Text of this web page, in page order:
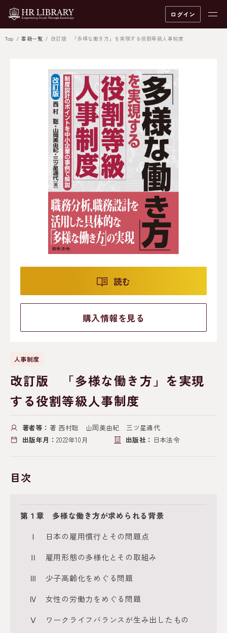
ログイン
Top 書籍一覧 改訂版 「多様な働き方」を実現する役割等級人事制度
読む
購入情報を見る
人事制度
改訂版 「多様な働き方」を実現
する役割等級人事制度
著者等： 著 西村聡 山岡美由紀 三ツ星通代
出版年月： 2022年10月 出版社： 日本法令
目次
第１章 多様な働き方が求められる背景
Ⅰ 日本の雇用慣行とその問題点
Ⅱ 雇用形態の多様化とその取組み
Ⅲ 少子高齢化をめぐる問題
Ⅳ 女性の労働力をめぐる問題
Ⅴ ワークライフバランスが生み出したもの